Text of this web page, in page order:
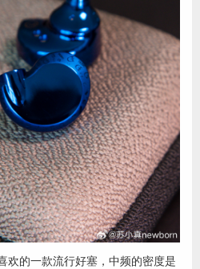
欢的一款流行好塞，中频的密度是